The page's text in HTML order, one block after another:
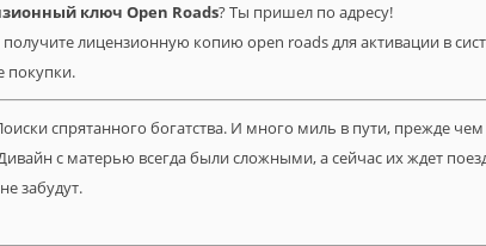
ключ Open Roads? Ты пришел по адресу!
лицензионную копию open roads для активации в
покупки.
спрятанного богатства. И много миль в пути, прежде чем
с матерью всегда были сложными, а сейчас их ждет
забудут.